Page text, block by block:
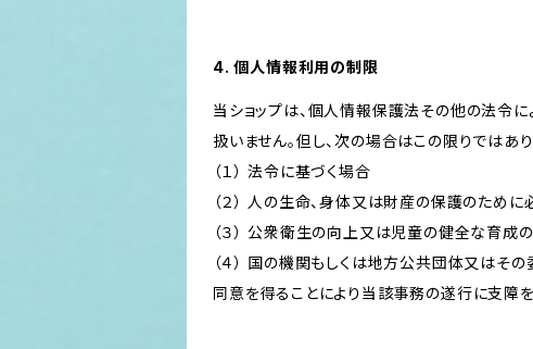
4. 個人情報利用の制限
当ショップは、個人情報保護法その他の法令
扱いません。但し、次の場合はこの限りではあり
（１） 法令に基づく場合
（２） 人の生命、身体又は財産の保護のため
（３） 公衆衛生の向上又は児童の健全な育成
（４） 国の機関もしくは地方公共団体又はそ
同意を得ることにより当該事務の遂行に支障